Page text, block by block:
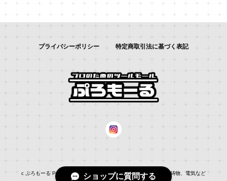
プライバシーポリシー 特定商取引法に基づく表記
c ぷろもーる ProMALL：総合通販サイト：：自動車補修、建築、鋳物、電気など
ショップに質問する